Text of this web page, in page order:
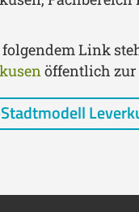
Link
öffentlich zur